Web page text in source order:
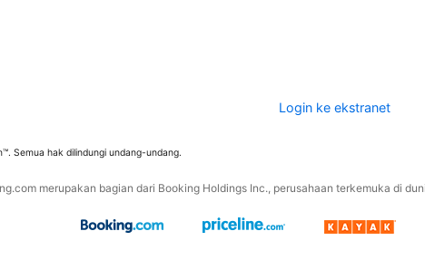
Login ke ekstranet
Semua hak dilindungi undang-undang.
merupakan bagian dari Booking Holdings Inc., perusahaan terkemuka di